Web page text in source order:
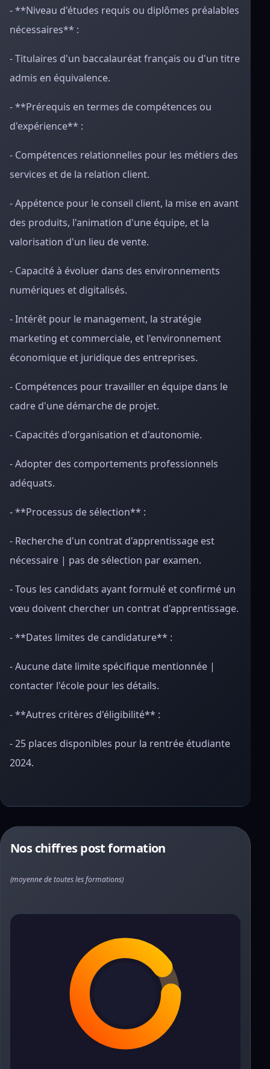
- **Niveau d'études requis ou diplômes préalables
nécessaires** :
- Titulaires d'un baccalauréat français ou d'un titre
admis en équivalence.
- **Prérequis en termes de compétences ou
d'expérience** :
- Compétences relationnelles pour les métiers des
services et de la relation client.
- Appétence pour le conseil client, la mise en avant
des produits, l'animation d'une équipe, et la
valorisation d'un lieu de vente.
- Capacité à évoluer dans des environnements
numériques et digitalisés.
- Intérêt pour le management, la stratégie
marketing et commerciale, et l'environnement
économique et juridique des entreprises.
- Compétences pour travailler en équipe dans le
cadre d'une démarche de projet.
- Capacités d'organisation et d'autonomie.
- Adopter des comportements professionnels
adéquats.
- **Processus de sélection** :
- Recherche d'un contrat d'apprentissage est
nécessaire | pas de sélection par examen.
- Tous les candidats ayant formulé et confirmé un
vœu doivent chercher un contrat d'apprentissage.
- **Dates limites de candidature** :
- Aucune date limite spécifique mentionnée |
contacter l'école pour les détails.
- **Autres critères d'éligibilité** :
- 25 places disponibles pour la rentrée étudiante
2024.
Nos chiffres post formation
(moyenne de toutes les formations)